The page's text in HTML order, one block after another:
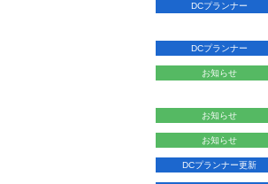
DCプランナー
DCプランナー
お知らせ
お知らせ
お知らせ
DCプランナー更新